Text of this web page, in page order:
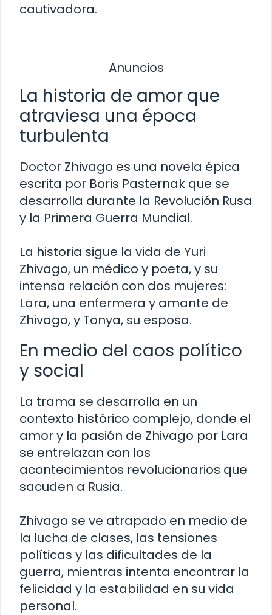
cautivadora.
Anuncios
La historia de amor que
atraviesa una época
turbulenta
Doctor Zhivago es una novela épica
escrita por Boris Pasternak que se
desarrolla durante la Revolución Rusa
y la Primera Guerra Mundial.
La historia sigue la vida de Yuri
Zhivago, un médico y poeta, y su
intensa relación con dos mujeres:
Lara, una enfermera y amante de
Zhivago, y Tonya, su esposa.
En medio del caos político
y social
La trama se desarrolla en un
contexto histórico complejo, donde el
amor y la pasión de Zhivago por Lara
se entrelazan con los
acontecimientos revolucionarios que
sacuden a Rusia.
Zhivago se ve atrapado en medio de
la lucha de clases, las tensiones
políticas y las dificultades de la
guerra, mientras intenta encontrar la
felicidad y la estabilidad en su vida
personal.